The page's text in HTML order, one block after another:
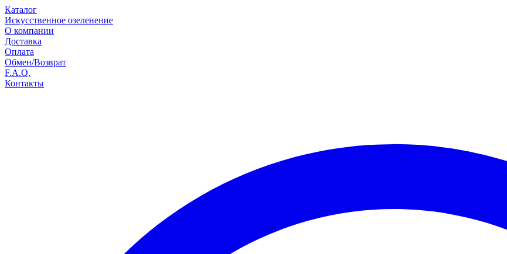
Каталог
Искусственное озеленение
О компании
Доставка
Оплата
Обмен/Возврат
F.A.Q.
Контакты